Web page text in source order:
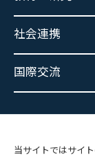
当サイトではサイ
社会連携
国際交流